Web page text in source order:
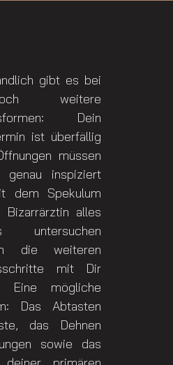
gibt es bei
weitere
Dein
ist überfällig
müssen
inspiziert
dem Spekulum
alles
untersuchen
die weiteren
mit Dir
Eine mögliche
Das Abtasten
das Dehnen
sowie das